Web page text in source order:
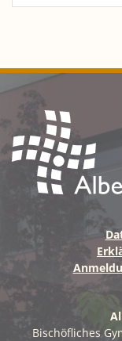
Bischöfliches